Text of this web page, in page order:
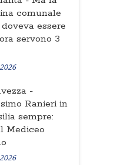
comunale
essere
servono 3
-
Ranieri in
sempre:
Mediceo